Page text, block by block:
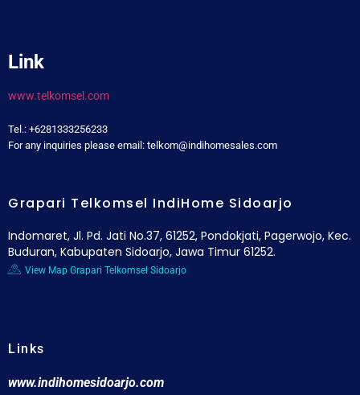
Link
www.telkomsel.com
Tel.: +6281333256233
For any inquiries please email: telkom@indihomesales.com
Grapari Telkomsel IndiHome Sidoarjo
Indomaret, Jl. Pd. Jati No.37, 61252, Pondokjati, Pagerwojo, Kec.
Buduran, Kabupaten Sidoarjo, Jawa Timur 61252.
View Map Grapari Telkomsel Sidoarjo
Links
www.indihomesidoarjo.com